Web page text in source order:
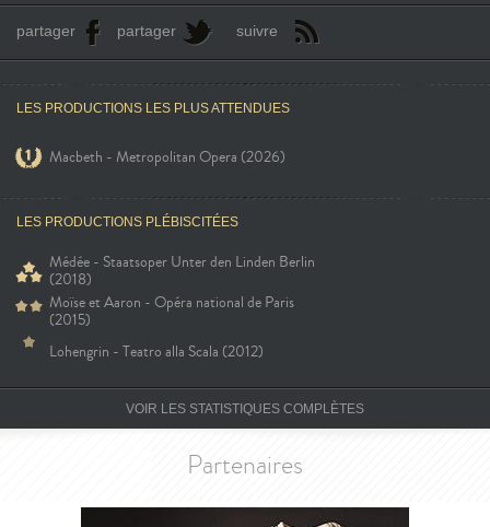
partager partager suivre
LES PRODUCTIONS LES PLUS ATTENDUES
Macbeth - Metropolitan Opera (2026)
LES PRODUCTIONS PLÉBISCITÉES
Médée - Staatsoper Unter den Linden Berlin
(2018)
Moïse et Aaron - Opéra national de Paris
(2015)
Lohengrin - Teatro alla Scala (2012)
VOIR LES STATISTIQUES COMPLÈTES
Partenaires